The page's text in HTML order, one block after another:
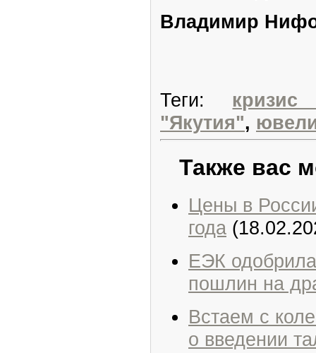
Владимир
Теги: кризис
"Якутия",
Также вас
Цены в
года
ЕЭК
пошлин на
Встаем с
о введении